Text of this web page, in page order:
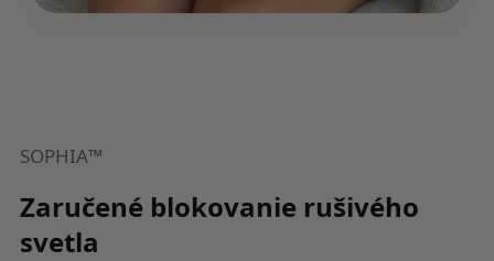
SOPHIA™
Zaručené blokovanie rušivého
svetla